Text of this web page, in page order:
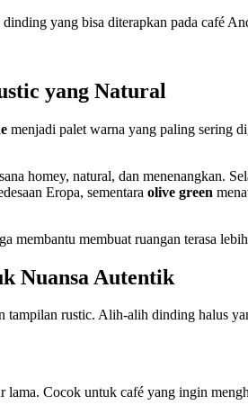
yang bisa diterapkan pada café
yang Natural
menjadi palet warna yang paling sering
homey, natural, dan menenangkan.
Eropa, sementara olive green
membantu membuat ruangan terasa
Nuansa Autentik
tampilan rustic. Alih-alih dinding halus
Cocok untuk café yang ingin